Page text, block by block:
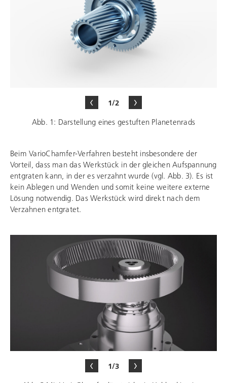
1/2
Abb. 1: Darstellung eines gestuften Planetenrads
Beim VarioChamfer-Verfahren besteht insbesondere der
Vorteil, dass man das Werkstück in der gleichen Aufspannung
entgraten kann, in der es verzahnt wurde (vgl. Abb. 3). Es ist
kein Ablegen und Wenden und somit keine weitere externe
Lösung notwendig. Das Werkstück wird direkt nach dem
Verzahnen entgratet.
1/3